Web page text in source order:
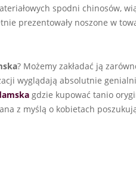
spodni chinosów,
prezentowały noszone w
? Możemy zakładać ją
wyglądają absolutnie
gdzie kupować tanio
z myślą o kobietach